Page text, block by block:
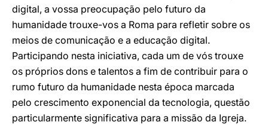
digital, a vossa preocupação pelo futuro da
humanidade trouxe-vos a Roma para refletir sobre os
meios de comunicação e a educação digital.
Participando nesta iniciativa, cada um de vós trouxe
os próprios dons e talentos a fim de contribuir para o
rumo futuro da humanidade nesta época marcada
pelo crescimento exponencial da tecnologia, questão
particularmente significativa para a missão da Igreja.